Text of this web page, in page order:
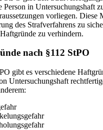
Person in Untersuchungshaft
vorliegen. Diese
des Strafverfahrens zu
zu verhindern.
nach §112 StPO
gibt es verschiedene
Untersuchungshaft